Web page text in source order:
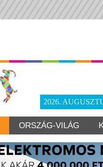
2026.
ORSZÁG-VILÁG